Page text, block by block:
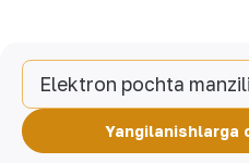
Elektron pochta manzili
Yangilanishlarga